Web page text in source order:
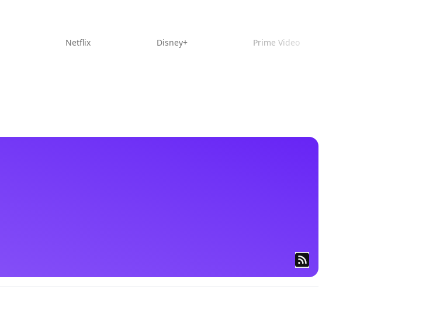
Netflix Disney+ Prime Video